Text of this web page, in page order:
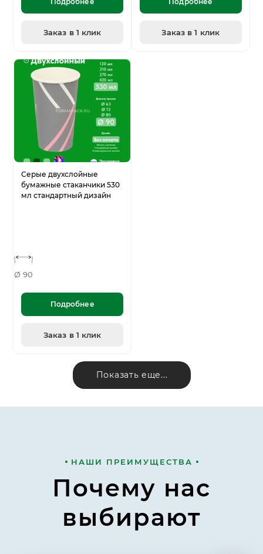
Заказ в 1 клик Заказ в 1 клик
Серые двухслойные
бумажные стаканчики 530
мл стандартный дизайн
Ø 90
Подробнее
Заказ в 1 клик
Показать еще...
НАШИ ПРЕИМУЩЕСТВА
Почему нас
выбирают